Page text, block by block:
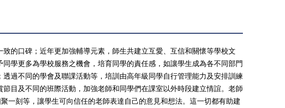
的口碑；近年更加強輔導元素，師生共建立互愛、互信和關懷等學校文
學更多為學校服務之機會，培育同學的責任感，如讓學生成為各不同部門
過不同的學會及聯課活動等，培訓由高年級同學自行管理能力及安排訓練
目及不同的班際活動，加強老師和同學們在課室以外時段建立情誼。老師
一刻等，讓學生可向信任的老師表達自己的意見和想法。這一切都有助建